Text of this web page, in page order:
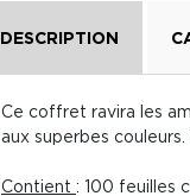
DESCRIPTION
Ce coffret ravira les
aux superbes
Contient : 100 feuilles